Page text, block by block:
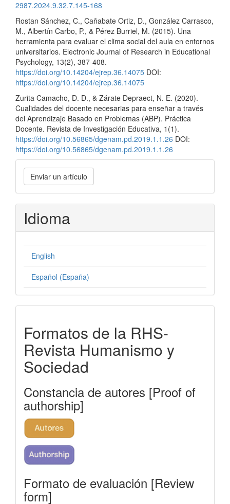
2987.2024.9.32.7.145-168
Rostan Sánchez, C., Cañabate Ortiz, D., González Carrasco,
M., Albertín Carbo, P., & Pérez Burriel, M. (2015). Una
herramienta para evaluar el clima social del aula en entornos
universitarios. Electronic Journal of Research in Educational
Psychology, 13(2), 387-408.
https://doi.org/10.14204/ejrep.36.14075 DOI:
https://doi.org/10.14204/ejrep.36.14075
Zurita Camacho, D. D., & Zárate Depraect, N. E. (2020).
Cualidades del docente necesarias para enseñar a través
del Aprendizaje Basado en Problemas (ABP). Práctica
Docente. Revista de Investigación Educativa, 1(1).
https://doi.org/10.56865/dgenam.pd.2019.1.1.26 DOI:
https://doi.org/10.56865/dgenam.pd.2019.1.1.26
Enviar
un
artículo
Enviar un artículo
Idioma
English
Español (España)
rhs
Formatos de la RHS-
Revista Humanismo y
Sociedad
Constancia de autores [Proof of
authorship]
Formato de evaluación [Review
form]